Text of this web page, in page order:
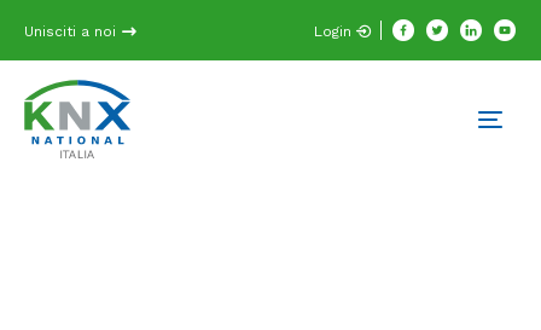
Unisciti a noi Login